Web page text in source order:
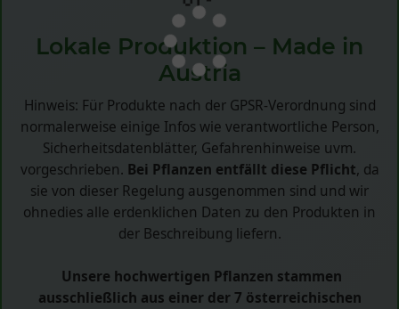
Lokale Produktion – Made in
Austria
Hinweis: Für Produkte nach der GPSR-Verordnung sind
normalerweise einige Infos wie verantwortliche Person,
Sicherheitsdatenblätter, Gefahrenhinweise uvm.
vorgeschrieben. Bei Pflanzen entfällt diese Pflicht, da
sie von dieser Regelung ausgenommen sind und wir
ohnedies alle erdenklichen Daten zu den Produkten in
der Beschreibung liefern.
Unsere hochwertigen Pflanzen stammen
ausschließlich aus einer der 7 österreichischen